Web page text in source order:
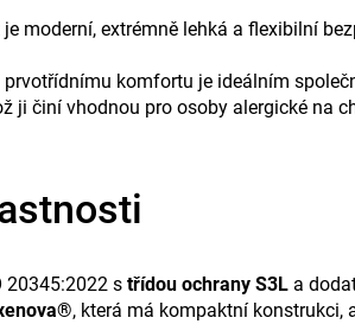
je moderní, extrémně lehká a flexibilní
komfortu je ideálním
ji činí vhodnou pro osoby alergické na
20345:2022 s třídou ochrany S3L a
, která má kompaktní